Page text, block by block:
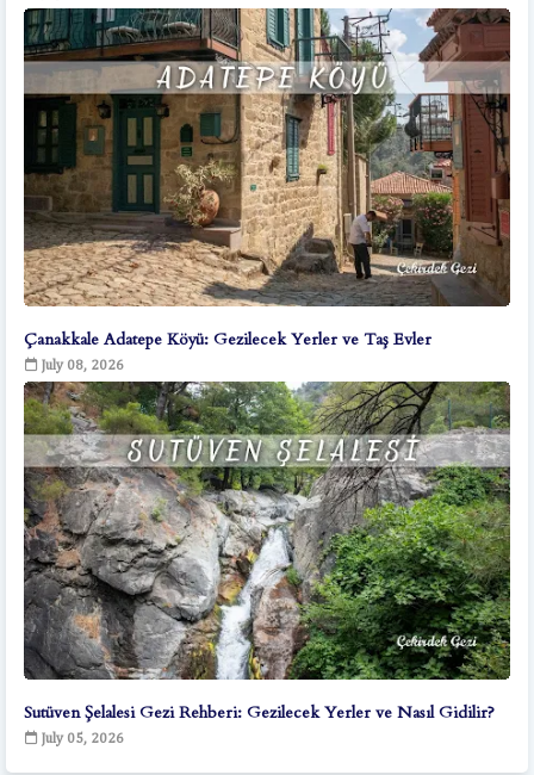
Çanakkale Adatepe Köyü: Gezilecek Yerler ve Taş Evler
July 08, 2026
Sutüven Şelalesi Gezi Rehberi: Gezilecek Yerler ve Nasıl Gidilir?
July 05, 2026